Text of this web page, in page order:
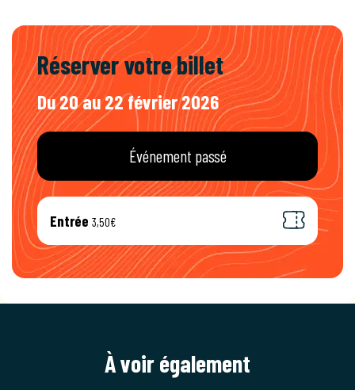
Réserver votre billet
Du 20 au 22 février 2026
Événement passé
Entrée 3,50€
À voir également